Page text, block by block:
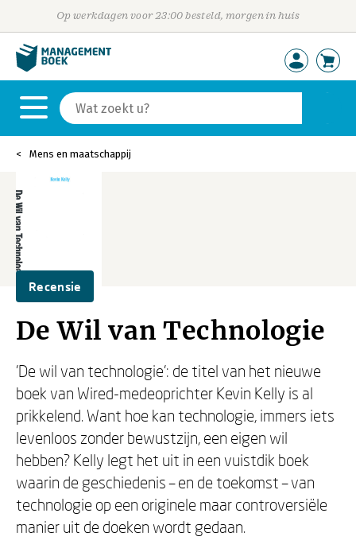
Op werkdagen voor 23:00 besteld, morgen in huis
Mens en maatschappij
Recensie
De Wil van Technologie
'De wil van technologie': de titel van het nieuwe
boek van Wired-medeoprichter Kevin Kelly is al
prikkelend. Want hoe kan technologie, immers iets
levenloos zonder bewustzijn, een eigen wil
hebben? Kelly legt het uit in een vuistdik boek
waarin de geschiedenis – en de toekomst – van
technologie op een originele maar controversiële
manier uit de doeken wordt gedaan.